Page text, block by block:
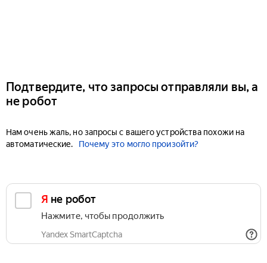
Подтвердите, что запросы отправляли вы, а
не робот
Нам очень жаль, но запросы с вашего устройства похожи на
автоматические.
Почему это могло произойти?
Я не робот
Нажмите, чтобы продолжить
Yandex SmartCaptcha